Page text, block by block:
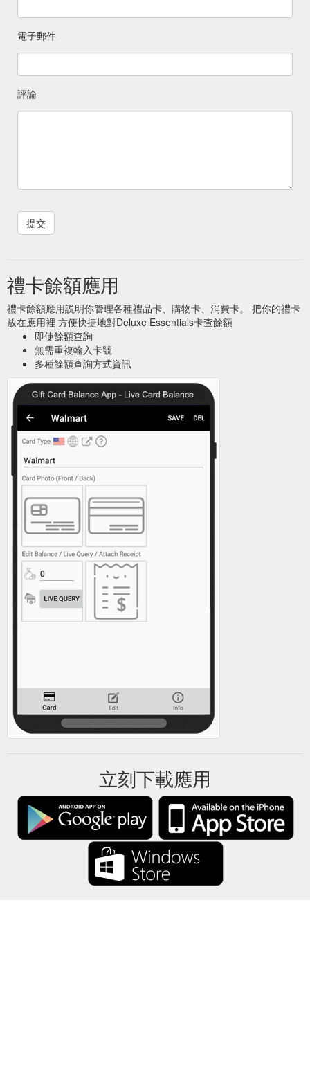
電子郵件
評論
禮卡餘額應用
禮卡餘額應用説明你管理各種禮品卡、購物卡、消費卡。 把你的禮卡
放在應用裡 方便快捷地對Deluxe Essentials卡查餘額
即使餘額查詢
無需重複輸入卡號
多種餘額查詢方式資訊
立刻下載應用